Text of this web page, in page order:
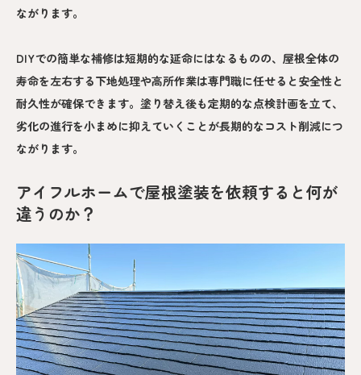
ながります。
DIYでの簡単な補修は短期的な延命にはなるものの、屋根全体の
寿命を左右する下地処理や高所作業は専門職に任せると安全性と
耐久性が確保できます。塗り替え後も定期的な点検計画を立て、
劣化の進行を小まめに抑えていくことが長期的なコスト削減につ
ながります。
アイフルホームで屋根塗装を依頼すると何が
違うのか？